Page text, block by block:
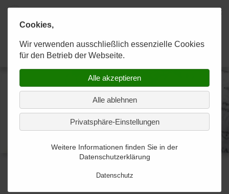
Cookies,
Wir verwenden ausschließlich essenzielle Cookies
für den Betrieb der Webseite.
Alle akzeptieren
Alle ablehnen
Privatsphäre-Einstellungen
Weitere Informationen finden Sie in der
Datenschutzerklärung
Datenschutz
KANZLEI
Strategien zum Erfolg
RECHTSGEBIETE
Allgemeines Zivilrecht
KONTAKT
Kontakt-Formular-gesendet
Karaahmetoğlu & Kollegen
Anwaltskanzlei